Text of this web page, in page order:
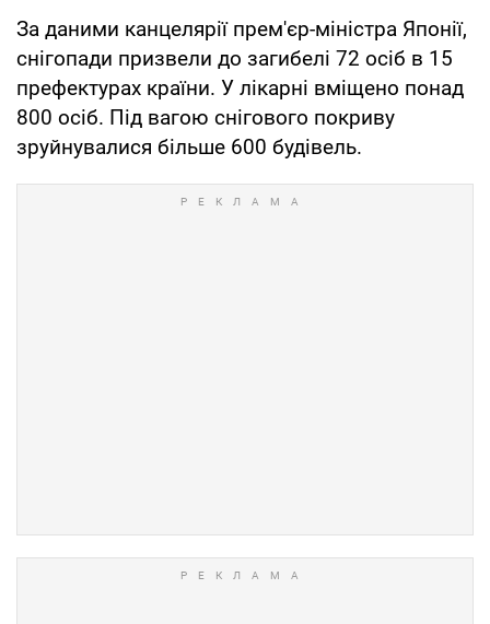
За даними канцелярії прем'єр-міністра Японії,
снігопади призвели до загибелі 72 осіб в 15
префектурах країни. У лікарні вміщено понад
800 осіб. Під вагою снігового покриву
зруйнувалися більше 600 будівель.